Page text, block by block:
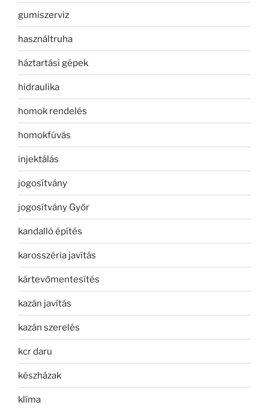
gumiszerviz
használtruha
háztartási gépek
hidraulika
homok rendelés
homokfúvás
injektálás
jogosítvány
jogosítvány Győr
kandalló építés
karosszéria javítás
kártevőmentesítés
kazán javítás
kazán szerelés
kcr daru
készházak
klíma